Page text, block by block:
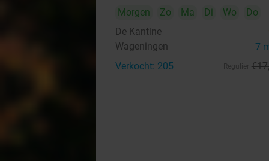
Morgen Zo Ma Di Wo
Do
De Kantine
Wageningen 7
Verkocht: 205 €17